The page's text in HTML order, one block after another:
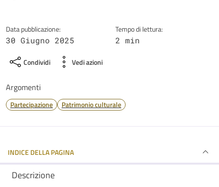
Data pubblicazione:
30 Giugno 2025
Tempo di lettura:
2 min
Condividi Vedi azioni
Argomenti
Partecipazione Patrimonio culturale
INDICE DELLA PAGINA
Descrizione